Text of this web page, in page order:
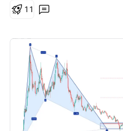
释放的 116.77 M 巨量（远超
44.99（波段S/R） 附近出现自
缩量整理属于突破后的正常洗
优化筹码结构。 二、 日线深度
弈 1.量价博弈现状 突破与休整
放量突破了 31.89 (深度回调)
量峰值超过 16 M，确认了突
(波段 S/R) 后，由于获利盘抛
现缩量回调。 缩量止跌信号：
1 1